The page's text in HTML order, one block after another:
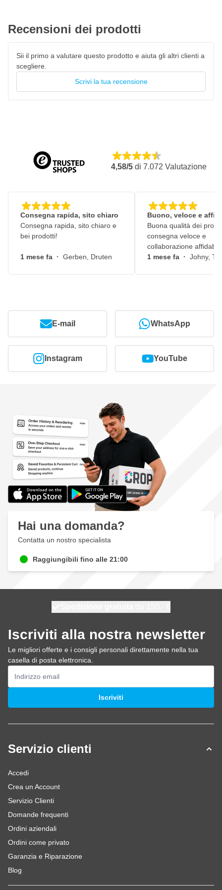
Recensioni dei prodotti
Sii il primo a valutare questo prodotto e aiuta gli altri clienti a
scegliere.
Scrivi la tua recensione
4,58/5 di 7.072 Valutazione
Consegna rapida, sito chiaro
Consegna rapida, sito chiaro e
bei prodotti!
1 mese fa · Gerben, Druten
Buono, veloce e
Buona qualità dei
consegna veloce e
collaborazione
1 mese fa · Johny,
E-mail WhatsApp
Instagram YouTube
Hai una domanda?
Contatta un nostro specialista
Raggiungibili fino alle 21:00
Iscriviti alla nostra newsletter
Le migliori offerte e i consigli personali direttamente nella tua
casella di posta elettronica.
Indirizzo email
Iscriviti
Servizio clienti
Accedi
Crea un Account
Servizio Clienti
Domande frequenti
Ordini aziendali
Ordini come privato
Garanzia e Riparazione
Blog